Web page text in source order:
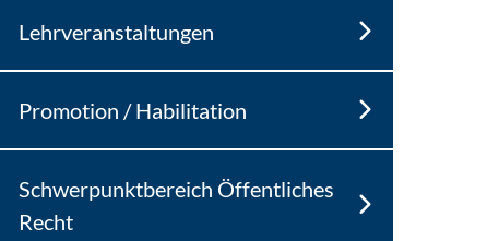
Lehrveranstaltungen
Promotion / Habilitation
Schwerpunktbereich Öffentliches
Recht